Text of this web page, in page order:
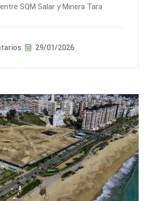
SQM Salar y Minera Tara
29/01/2026